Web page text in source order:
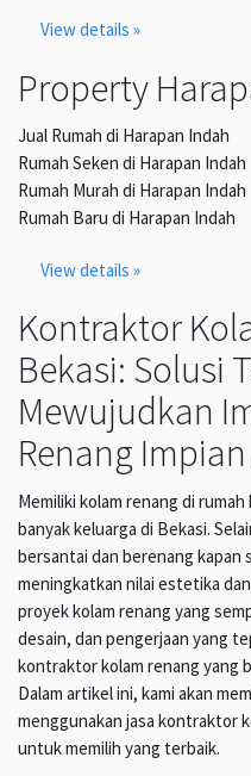
View details »
Property
Jual Rumah di Harapan Indah
Rumah Seken di Harapan Indah
Rumah Murah di Harapan Indah
Rumah Baru di Harapan Indah
View details »
Kontraktor
Bekasi: Solusi
Mewujudkan
Renang
Memiliki kolam renang di
banyak keluarga di Bekasi.
bersantai dan berenang kapan
meningkatkan nilai estetika
proyek kolam renang yang
desain, dan pengerjaan yang
kontraktor kolam renang yang
Dalam artikel ini, kami akan
menggunakan jasa kontraktor
untuk memilih yang terbaik.